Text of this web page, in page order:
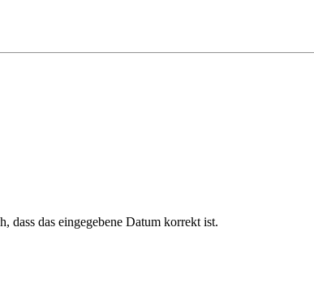
dass das eingegebene Datum korrekt ist.